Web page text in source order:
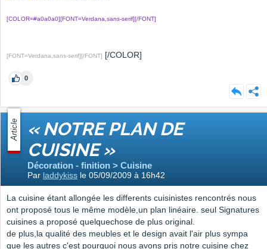
[COLOR=#a0a0a0][FONT=Verdana,sans-serif][/FONT]
[FONT=Verdana,sans-serif][/FONT] [/COLOR]
0
Article « NOTRE PLAN DE
CUISINE »
Décoration - finition > Cuisine
Par laddykiss le 05/09/2009 à 16h42
La cuisine étant allongée les differents cuisinistes rencontrés nous
ont proposé tous le même modèle,un plan linéaire. seul Signatures
cuisines a proposé quelquechose de plus original.
de plus,la qualité des meubles et le design avait l'air plus sympa
que les autres c'est pourquoi nous avons pris notre cuisine chez